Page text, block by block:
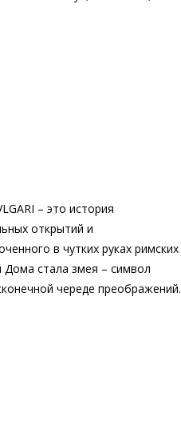
– это история
открытий и
в чутких руках римских
стала змея – символ
череде преображений.